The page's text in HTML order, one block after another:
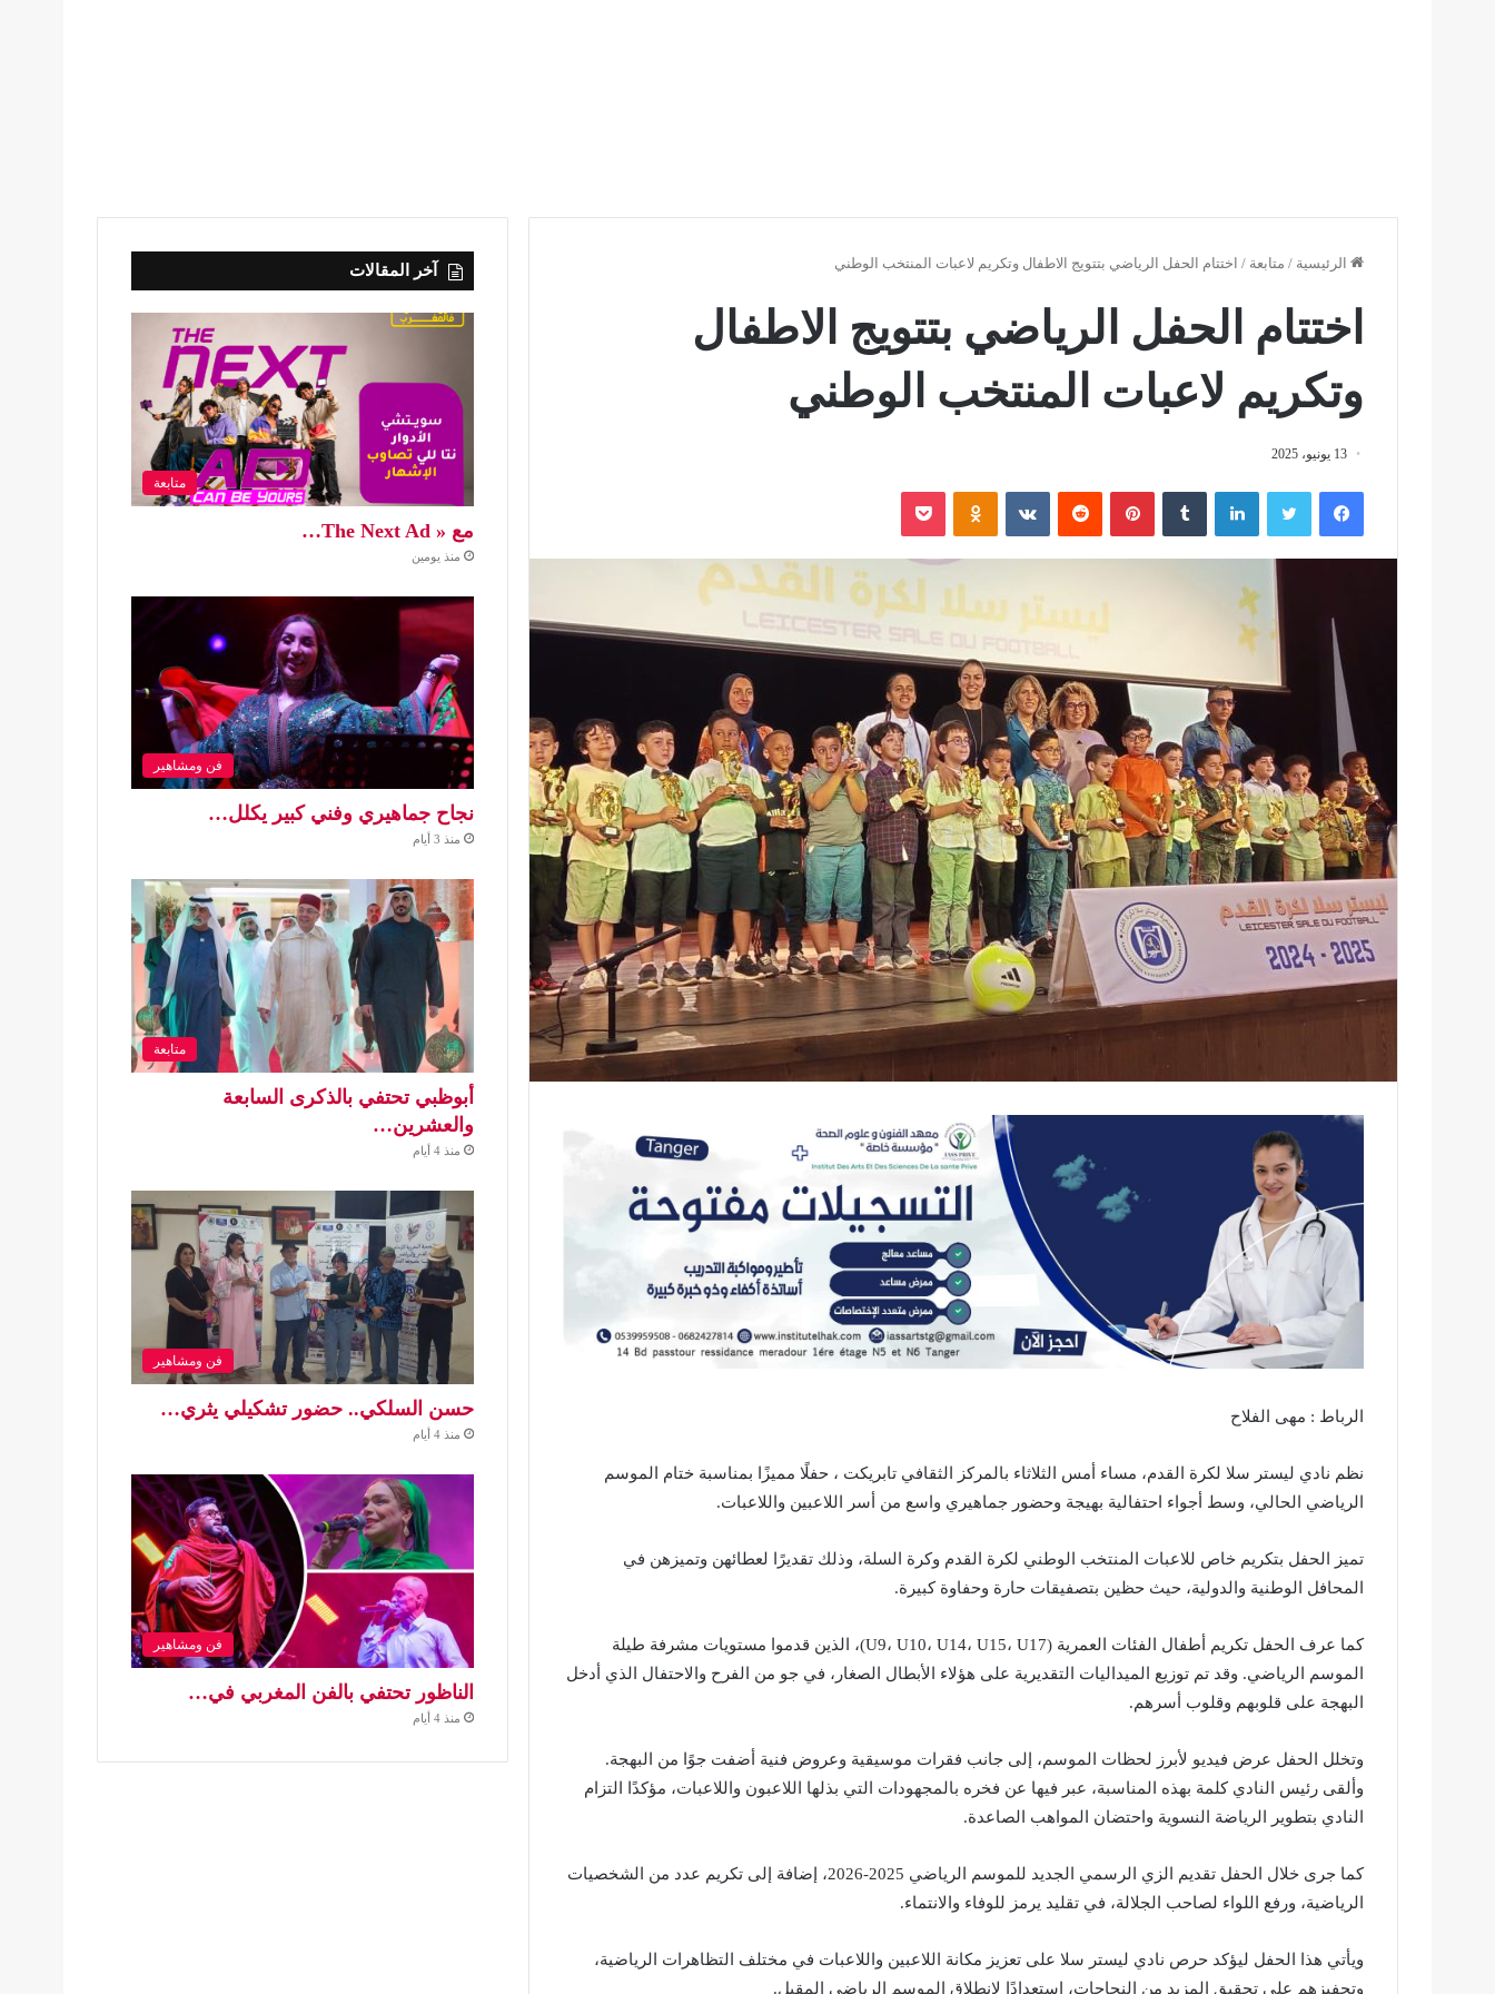
الرئيسية / متابعة / اختتام الحفل الرياضي بتتويج الاطفال وتكريم لاعبات المنتخب الوطني
اختتام الحفل الرياضي بتتويج الاطفال
وتكريم لاعبات المنتخب الوطني
13 يونيو، 2025
فيسبوك تويتر لينكدإن بينتيريست Odnoklassniki
بوكيت
الرباط : مهى الفلاح
نظم نادي ليستر سلا لكرة القدم، مساء أمس الثلاثاء بالمركز الثقافي تابريكت ، حفلًا مميزًا بمناسبة ختام الموسم
الرياضي الحالي، وسط أجواء احتفالية بهيجة وحضور جماهيري واسع من أسر اللاعبين واللاعبات.
تميز الحفل بتكريم خاص للاعبات المنتخب الوطني لكرة القدم وكرة السلة، وذلك تقديرًا لعطائهن وتميزهن في
المحافل الوطنية والدولية، حيث حظين بتصفيقات حارة وحفاوة كبيرة.
كما عرف الحفل تكريم أطفال الفئات العمرية (U9، U10، U14، U15، U17)، الذين قدموا مستويات مشرفة طيلة
الموسم الرياضي. وقد تم توزيع الميداليات التقديرية على هؤلاء الأبطال الصغار، في جو من الفرح والاحتفال الذي أدخل
البهجة على قلوبهم وقلوب أسرهم.
وتخلل الحفل عرض فيديو لأبرز لحظات الموسم، إلى جانب فقرات موسيقية وعروض فنية أضفت جوًا من البهجة.
وألقى رئيس النادي كلمة بهذه المناسبة، عبر فيها عن فخره بالمجهودات التي بذلها اللاعبون واللاعبات، مؤكدًا التزام
النادي بتطوير الرياضة النسوية واحتضان المواهب الصاعدة.
كما جرى خلال الحفل تقديم الزي الرسمي الجديد للموسم الرياضي 2025-2026، إضافة إلى تكريم عدد من الشخصيات
الرياضية، ورفع اللواء لصاحب الجلالة، في تقليد يرمز للوفاء والانتماء.
ويأتي هذا الحفل ليؤكد حرص نادي ليستر سلا على تعزيز مكانة اللاعبين واللاعبات في مختلف التظاهرات الرياضية،
وتحفيزهم على تحقيق المزيد من النجاحات، استعدادًا لانطلاق الموسم الرياضي المقبل.
آخر المقالات
متابعة
مع « The Next Ad…
منذ يومين
فن ومشاهير
نجاح جماهيري وفني كبير يكلل…
منذ 3 أيام
متابعة
أبوظبي تحتفي بالذكرى السابعة
والعشرين…
منذ 4 أيام
فن ومشاهير
حسن السلكي.. حضور تشكيلي يثري…
منذ 4 أيام
فن ومشاهير
الناظور تحتفي بالفن المغربي في…
منذ 4 أيام